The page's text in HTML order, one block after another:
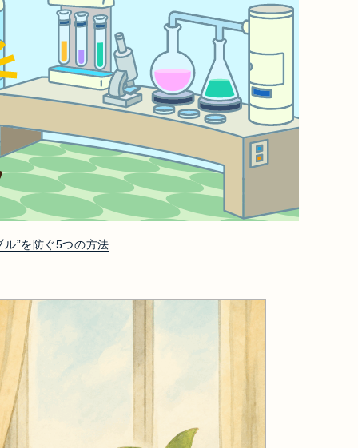
”を防ぐ5つの方法